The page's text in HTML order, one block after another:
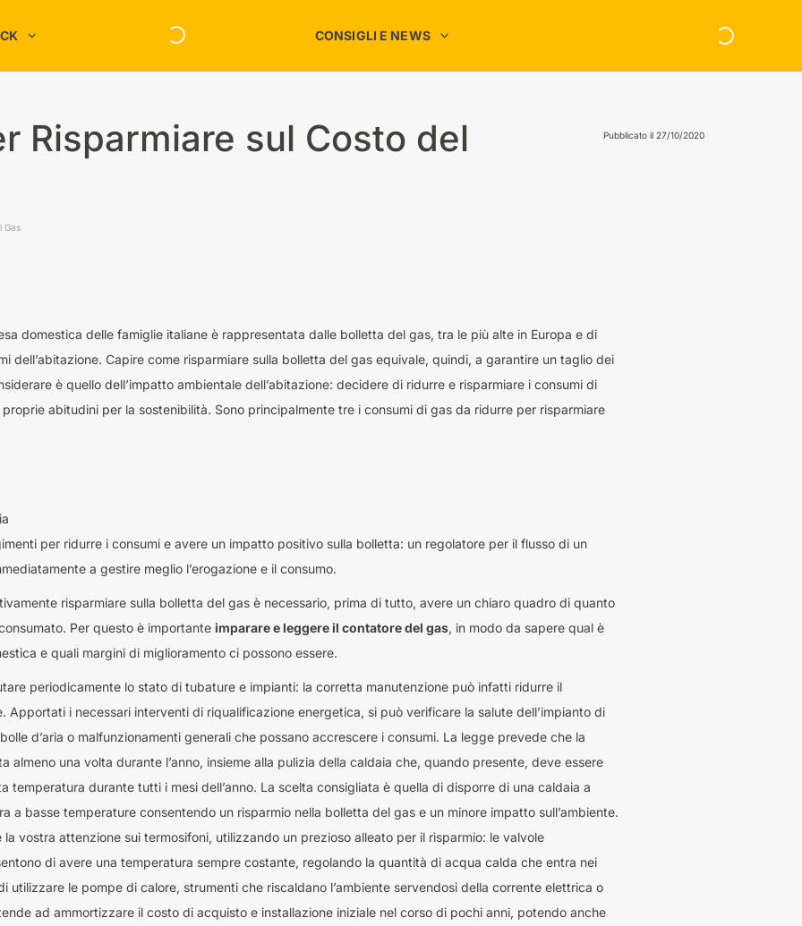
Megastore
Moda e Accessori
Tutti i negozi
CONSIGLI E NEWS
Risparmio Shopping Online
Risparmiare sul Costo del Pubblicato il 27/10/2020
Gas
domestica delle famiglie italiane è rappresentata dalle bolletta del gas, tra le più alte in Europa e di
dell’abitazione. Capire come risparmiare sulla bolletta del gas equivale, quindi, a garantire un taglio dei
è quello dell’impatto ambientale dell’abitazione: decidere di ridurre e risparmiare i consumi di
abitudini per la sostenibilità. Sono principalmente tre i consumi di gas da ridurre per risparmiare
per ridurre i consumi e avere un impatto positivo sulla bolletta: un regolatore per il flusso di un
a gestire meglio l’erogazione e il consumo.
risparmiare sulla bolletta del gas è necessario, prima di tutto, avere un chiaro quadro di quanto
Per questo è importante imparare e leggere il contatore del gas, in modo da sapere qual è
e quali margini di miglioramento ci possono essere.
periodicamente lo stato di tubature e impianti: la corretta manutenzione può infatti ridurre il
Apportati i necessari interventi di riqualificazione energetica, si può verificare la salute dell’impianto di
d’aria o malfunzionamenti generali che possano accrescere i consumi. La legge prevede che la
almeno una volta durante l’anno, insieme alla pulizia della caldaia che, quando presente, deve essere
temperatura durante tutti i mesi dell’anno. La scelta consigliata è quella di disporre di una caldaia a
a basse temperature consentendo un risparmio nella bolletta del gas e un minore impatto sull’ambiente.
vostra attenzione sui termosifoni, utilizzando un prezioso alleato per il risparmio: le valvole
di avere una temperatura sempre costante, regolando la quantità di acqua calda che entra nei
utilizzare le pompe di calore, strumenti che riscaldano l’ambiente servendosi della corrente elettrica o
ad ammortizzare il costo di acquisto e installazione iniziale nel corso di pochi anni, potendo anche